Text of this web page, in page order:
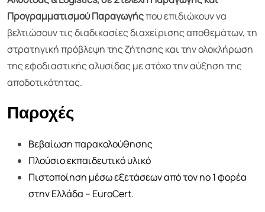
Προγραμματισμού Παραγωγήςπου επιδιώκουν να
βελτιώσουν τις διαδικασίες διαχείρισης αποθεμάτων, τη
στρατηγική πρόβλεψη της ζήτησης και την ολοκλήρωση
της εφοδιαστικής αλυσίδας με στόχο την αύξηση της
αποδοτικότητας.
Παροχές
Βεβαίωση παρακολούθησης
Πλούσιο εκπαιδευτικό υλικό
Πιστοποίηση μέσω εξετάσεων από τον no 1 φορέα
στην Ελλάδα – EuroCert.